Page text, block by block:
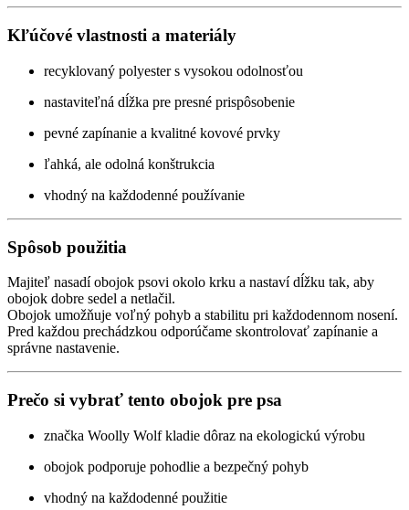
Kľúčové vlastnosti a materiály
recyklovaný polyester s vysokou odolnosťou
nastaviteľná dĺžka pre presné prispôsobenie
pevné zapínanie a kvalitné kovové prvky
ľahká, ale odolná konštrukcia
vhodný na každodenné používanie
Spôsob použitia
Majiteľ nasadí obojok psovi okolo krku a nastaví dĺžku tak, aby
obojok dobre sedel a netlačil.
Obojok umožňuje voľný pohyb a stabilitu pri každodennom nosení.
Pred každou prechádzkou odporúčame skontrolovať zapínanie a
správne nastavenie.
Prečo si vybrať tento obojok pre psa
značka Woolly Wolf kladie dôraz na ekologickú výrobu
obojok podporuje pohodlie a bezpečný pohyb
vhodný na každodenné použitie